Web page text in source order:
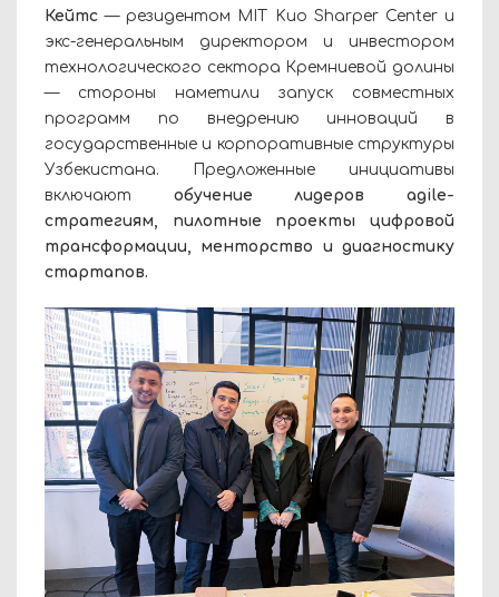
Кейтс — резидентом MIT Kuo Sharper Center и
экс-генеральным директором и инвестором
технологического сектора Кремниевой долины
— стороны наметили запуск совместных
программ по внедрению инноваций в
государственные и корпоративные структуры
Узбекистана. Предложенные инициативы
включают обучение лидеров agile-
стратегиям, пилотные проекты цифровой
трансформации, менторство и диагностику
стартапов.